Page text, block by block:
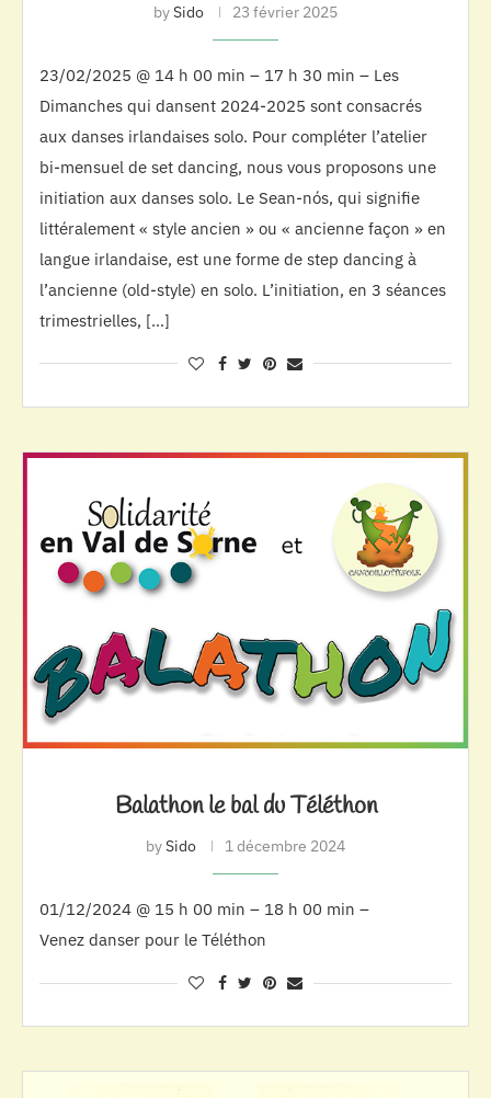
bySido 23 février 2025
23/02/2025 @ 14 h 00 min – 17 h 30 min – Les
Dimanches qui dansent 2024-2025 sont consacrés
aux danses irlandaises solo. Pour compléter l’atelier
bi-mensuel de set dancing, nous vous proposons une
initiation aux danses solo. Le Sean-nós, qui signifie
littéralement « style ancien » ou « ancienne façon » en
langue irlandaise, est une forme de step dancing à
l’ancienne (old-style) en solo. L’initiation, en 3 séances
trimestrielles, […]
Balathon le bal du Téléthon
bySido 1 décembre 2024
01/12/2024 @ 15 h 00 min – 18 h 00 min –
Venez danser pour le Téléthon